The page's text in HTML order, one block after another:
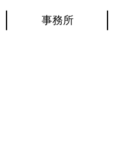
事務所